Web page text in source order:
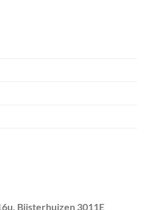
Bijsterhuizen 3011E